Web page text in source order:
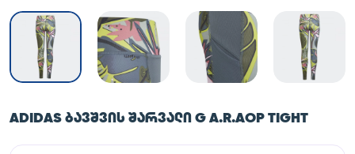
ADIDAS ᲑᲐᲕᲨᲕᲘᲡ ᲨᲐᲠᲕᲐᲚᲘ G A.R.AOP TIGHT